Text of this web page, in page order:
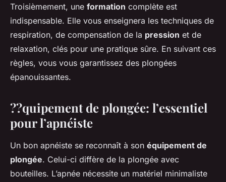
Troisièmement, une formation complète est
indispensable. Elle vous enseignera les techniques de
respiration, de compensation de la pression et de
relaxation, clés pour une pratique sûre. En suivant ces
règles, vous vous garantissez des plongées
épanouissantes.
??quipement de plongée: l’essentiel
pour l’apnéiste
Un bon apnéiste se reconnaît à son équipement de
plongée. Celui-ci diffère de la plongée avec
bouteilles. L’apnée nécessite un matériel minimaliste